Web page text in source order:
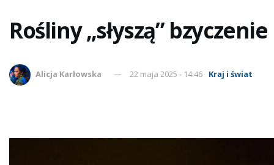
Rośliny „słyszą” bzyczenie
Alicja Karłowska 22 maja 2025 - 14:46 Kraj i świat